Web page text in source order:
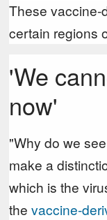
These vaccine-
certain regions
'We
now'
"Why do we
make a
which is the
thevaccine-